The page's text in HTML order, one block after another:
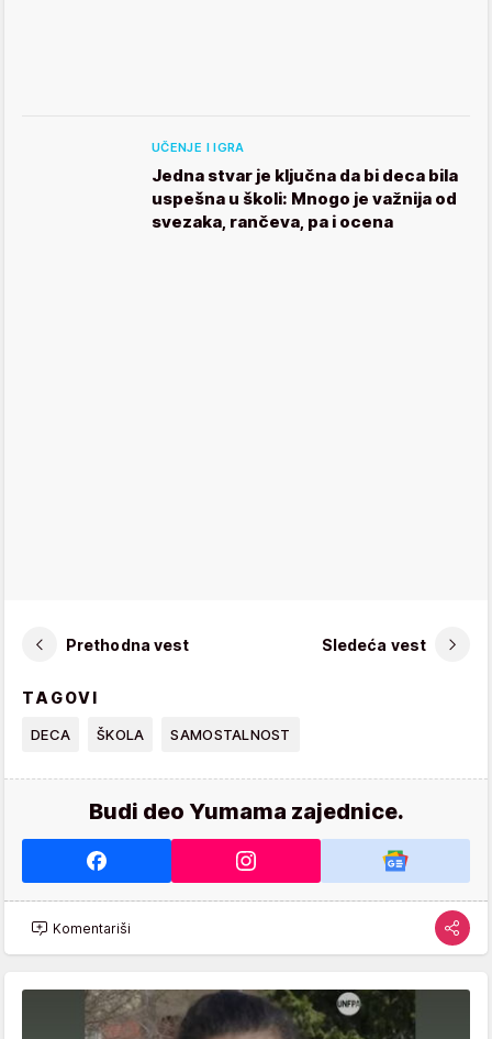
UČENJE I IGRA
Jedna stvar je ključna da bi deca bila
uspešna u školi: Mnogo je važnija od
svezaka, rančeva, pa i ocena
Prethodna vest Sledeća vest
TAGOVI
DECA ŠKOLA SAMOSTALNOST
Budi deo Yumama zajednice.
Komentariši